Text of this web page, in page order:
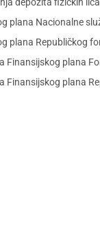
plana Nacionalne
plana Republičkog
plana
plana